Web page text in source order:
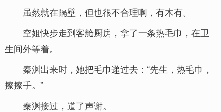
虽然就在隔壁，但也很不合理啊，有木有。
空姐快步走到客舱厨房，拿了一条热毛巾，在卫
生间外等着。
秦渊出来时，她把毛巾递过去：“先生，热毛巾，
擦擦手。”
秦渊接过，道了声谢。